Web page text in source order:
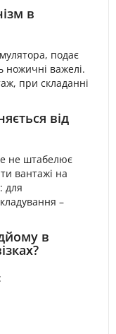
в
подає
ножичні важелі.
при складанні
від
не штабелює
вантажі на
для
–
в